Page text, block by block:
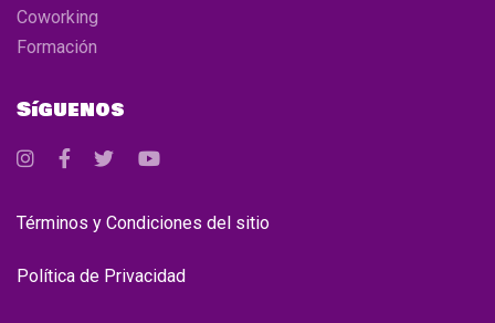
Coworking
Formación
Síguenos
Términos y Condiciones del sitio
Política de Privacidad